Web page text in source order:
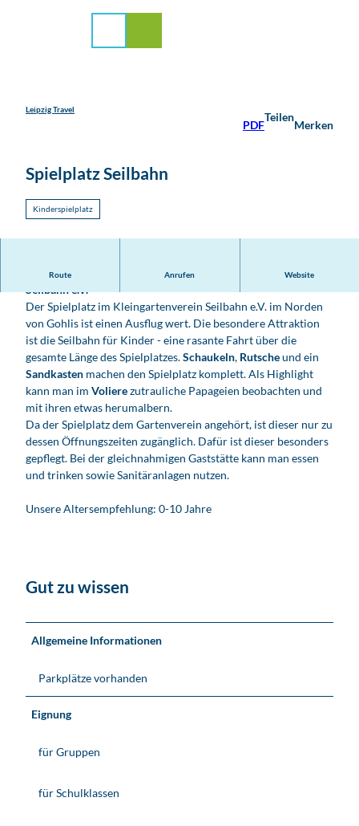
Leipzig Travel
PDF
Teilen
Merken
Spielplatz Seilbahn
Kinderspielplatz
Route Anrufen Website
Rasante Spielerei auf dem Spielplatz im Kleingartenverein
Seilbahn e.V.
Der Spielplatz im Kleingartenverein Seilbahn e.V. im Norden
von Gohlis ist einen Ausflug wert. Die besondere Attraktion
ist die Seilbahn für Kinder - eine rasante Fahrt über die
gesamte Länge des Spielplatzes.Schaukeln, Rutscheund ein
Sandkasten machen den Spielplatz komplett. Als Highlight
kann man im Volierezutrauliche Papageien beobachten und
mit ihren etwas herumalbern.
Da der Spielplatz dem Gartenverein angehört, ist dieser nur zu
dessen Öffnungszeiten zugänglich. Dafür ist dieser besonders
gepflegt. Bei der gleichnahmigen Gaststätte kann man essen
und trinken sowie Sanitäranlagen nutzen.
Unsere Altersempfehlung: 0-10 Jahre
Gut zu wissen
Allgemeine Informationen
Parkplätze vorhanden
Eignung
für Gruppen
für Schulklassen